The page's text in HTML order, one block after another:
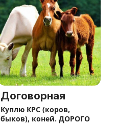
Договорная
Куплю КРС (коров,
быков), коней. ДОРОГО